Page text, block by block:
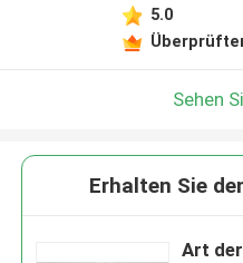
5.0
Sehen
Erhalten Sie
Art